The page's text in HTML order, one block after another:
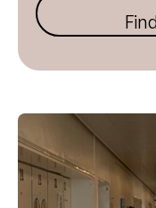
Find